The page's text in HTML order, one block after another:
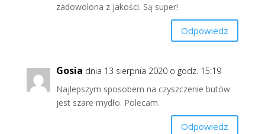
zadowolona z jakości. Są super!
Odpowiedz
Gosia dnia 13 sierpnia 2020 o godz. 15:19
Najlepszym sposobem na czyszczenie butów
jest szare mydło. Polecam.
Odpowiedz